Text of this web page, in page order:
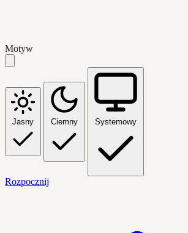
Motyw
Jasny Ciemny Systemowy
Rozpocznij